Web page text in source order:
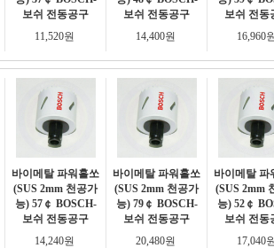
보쉬 전동공구
11,520원
보쉬 전동공구
14,400원
보쉬 전동
16,960
바이메탈 파워홀쏘
(SUS 2mm 천공가
능) 57￠ BOSCH-
보쉬 전동공구
14,240원
바이메탈 파워홀쏘
(SUS 2mm 천공가
능) 79￠ BOSCH-
보쉬 전동공구
20,480원
바이메탈 파
(SUS 2mm
능) 52￠
보쉬 전동
17,040